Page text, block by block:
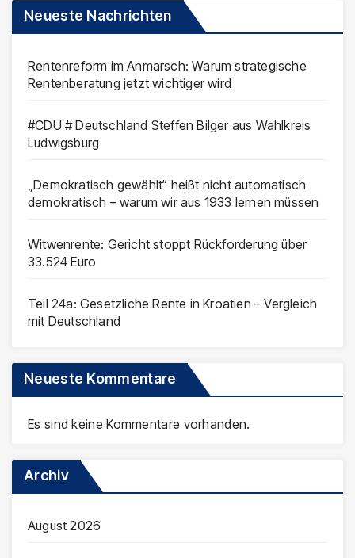
Neueste Nachrichten
Rentenreform im Anmarsch: Warum strategische
Rentenberatung jetzt wichtiger wird
#CDU # Deutschland Steffen Bilger aus Wahlkreis
Ludwigsburg
„Demokratisch gewählt“ heißt nicht automatisch
demokratisch – warum wir aus 1933 lernen müssen
Witwenrente: Gericht stoppt Rückforderung über
33.524 Euro
Teil 24a: Gesetzliche Rente in Kroatien – Vergleich
mit Deutschland
Neueste Kommentare
Es sind keine Kommentare vorhanden.
Archiv
August 2026